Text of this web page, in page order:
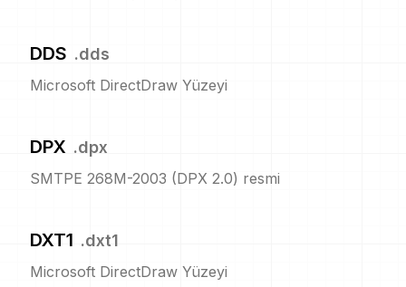
DDS .dds
Microsoft DirectDraw Yüzeyi
DPX .dpx
SMTPE 268M-2003 (DPX 2.0) resmi
DXT1 .dxt1
Microsoft DirectDraw Yüzeyi